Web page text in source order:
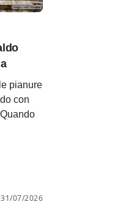
pianure
con
31/07/2026